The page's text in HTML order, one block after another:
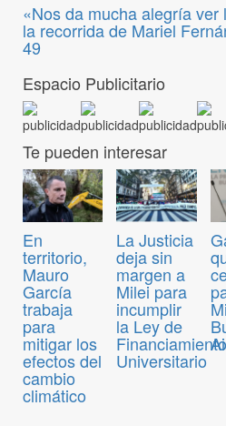
«Nos da mucha alegría ver
la recorrida de Mariel
49
Espacio Publicitario
Te pueden interesar
En
territorio,
Mauro
García
trabaja
para
mitigar los
efectos del
cambio
climático
La Justicia
deja sin
margen a
Milei para
incumplir
la Ley de
Universitario